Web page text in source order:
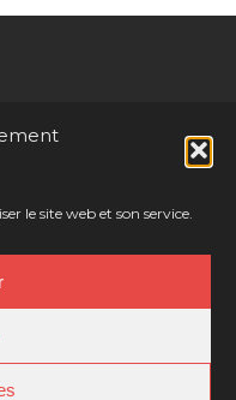
le site web et son service.